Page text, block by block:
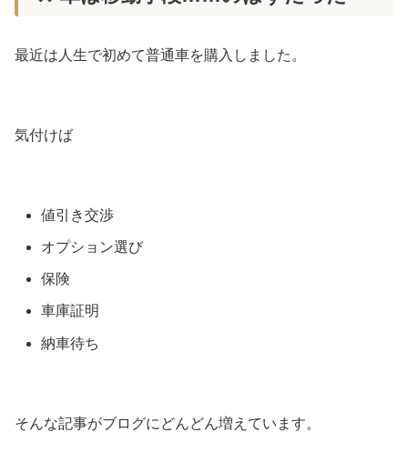
最近は人生で初めて普通車を購入しました。
気付けば
値引き交渉
オプション選び
保険
車庫証明
納車待ち
そんな記事がブログにどんどん増えています。